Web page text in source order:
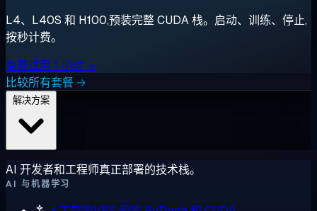
L4、L40S 和 H100,预装完整 CUDA 栈。启动、训练、停止,
按秒计费。
免费试用 1 小时 →
比较所有套餐 →
AI 开发者和工程师真正部署的技术栈。
AI 与机器学习